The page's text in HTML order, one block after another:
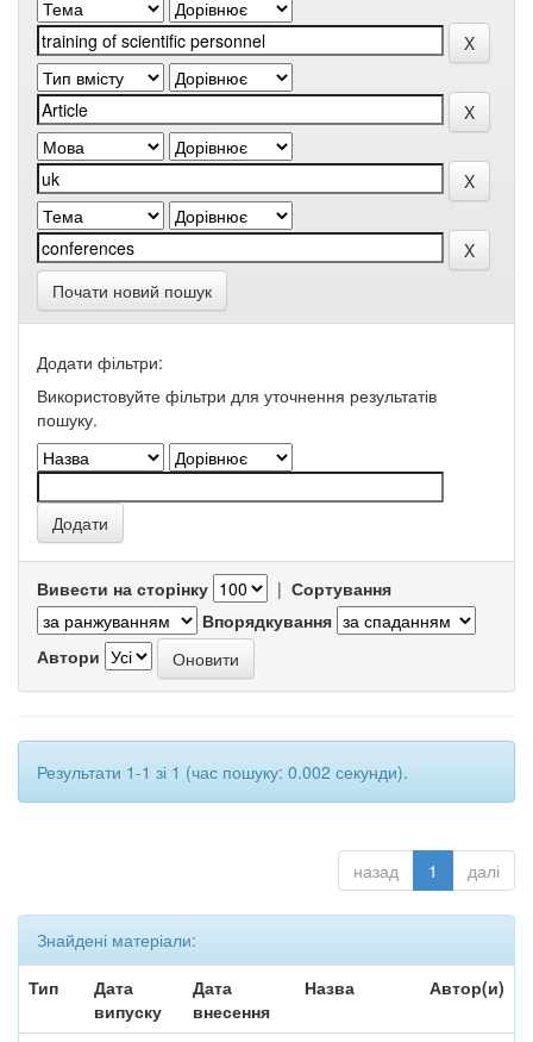
Почати новий пошук
Додати фільтри:
Використовуйте фільтри для уточнення результатів
пошуку.
Вивести на сторінку | Сортування
Впорядкування
Автори
Результати 1-1 зі 1 (час пошуку: 0.002 секунди).
назад 1 далі
Знайдені матеріали:
Тип
Дата
випуску
Дата
внесення
Назва Автор(и)